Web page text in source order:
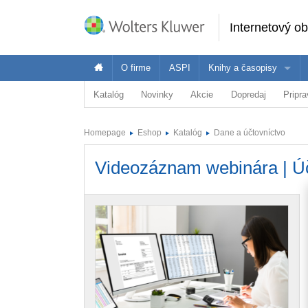
Internetový
O firme ASPI Knihy a časopisy
Oblasť
Ekonomika
Dane a účtovníctvo
Zdravotníctvo
BOZP
ASPI Akadémia
Ponuka Wolters Kluwer je široká - pozrite
Právnici
Katalóg Novinky Akcie Dopredaj
Homepage Eshop Katalóg Dane a účtovníctvo
Videozáznam webinára |